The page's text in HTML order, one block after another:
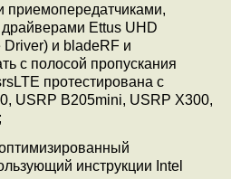
Ettus UHD
и bladeRF и
с полосой пропускания
протестирована с
USRP B205mini, USRP X300,
инструкции Intel